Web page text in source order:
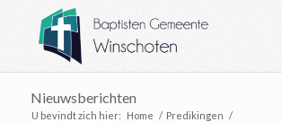
Nieuwsberichten
U bevindt zich hier: Home / Predikingen /